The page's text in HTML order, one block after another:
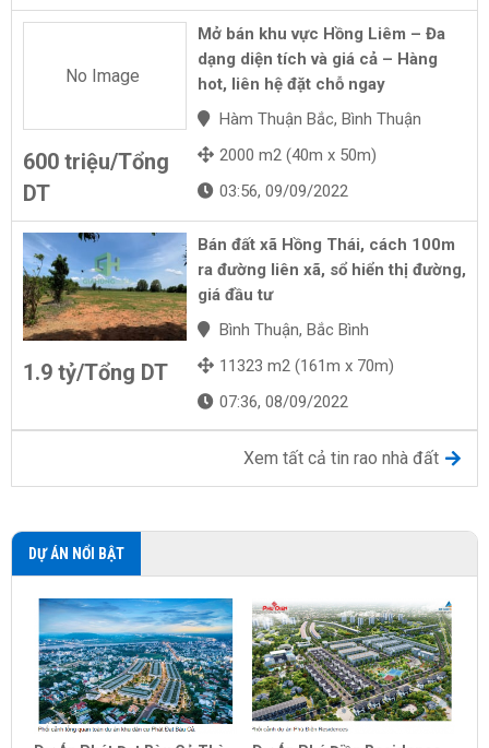
No Image
600 triệu/Tổng
DT
Mở bán khu vực Hồng Liêm – Đa
dạng diện tích và giá cả – Hàng
hot, liên hệ đặt chỗ ngay
Hàm Thuận Bắc, Bình Thuận
2000 m2 (40m x 50m)
03:56, 09/09/2022
1.9 tỷ/Tổng DT
Bán đất xã Hồng Thái, cách 100m
ra đường liên xã, sổ hiển thị đường,
giá đầu tư
Bình Thuận, Bắc Bình
11323 m2 (161m x 70m)
07:36, 08/09/2022
Xem tất cả tin rao nhà đất
DỰ ÁN NỔI BẬT